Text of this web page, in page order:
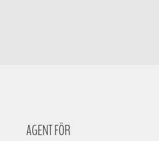
AGENT FÖR